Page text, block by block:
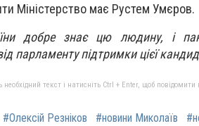
Міністерство має Рустем Умєров.
добре знає цю людину, і
парламенту підтримки цієї
текст і натисніть Ctrl + Enter, щоб повідомити
#Олексій Резніков #новини Миколаїв